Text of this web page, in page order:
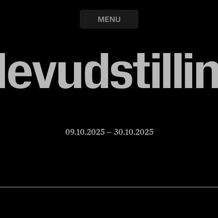
MENU
09.10.2025 – 30.10.2025